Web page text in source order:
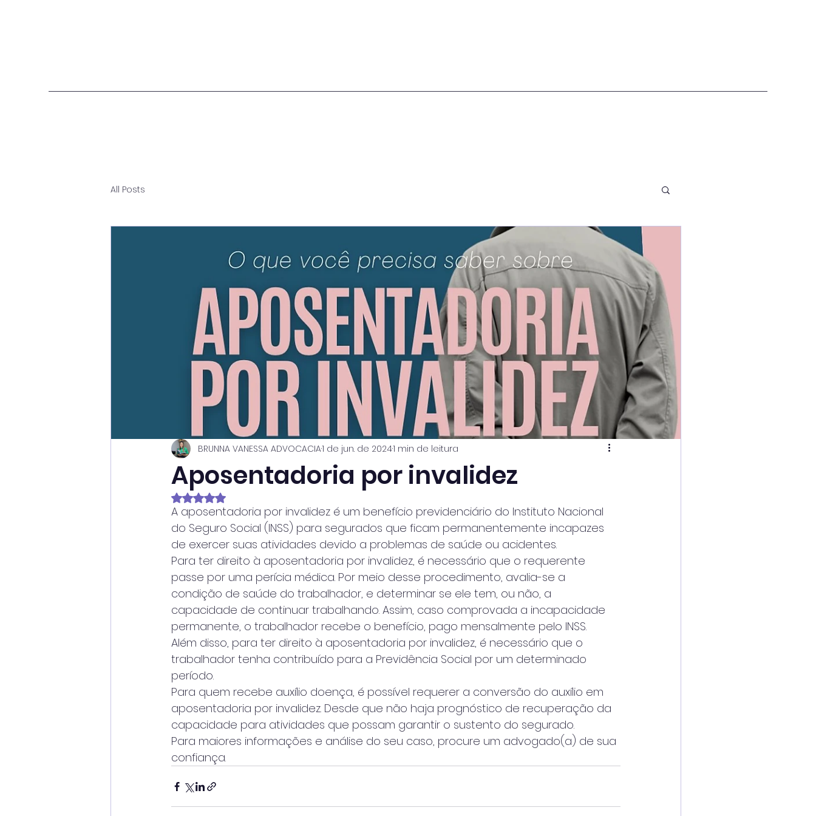
All Posts
Aposentadoria por invalidez
BRUNNA VANESSA ADVOCACIA1 de jun. de 20241 min de leitura
Avaliado com NaN de 5 estrelas.
A aposentadoria por invalidez é um benefício previdenciário do Instituto Nacional
do Seguro Social (INSS) para segurados que ficam permanentemente incapazes
de exercer suas atividades devido a problemas de saúde ou acidentes.
Para ter direito à aposentadoria por invalidez, é necessário que o requerente
passe por uma perícia médica. Por meio desse procedimento, avalia-se a
condição de saúde do trabalhador, e determinar se ele tem, ou não, a
capacidade de continuar trabalhando. Assim, caso comprovada a incapacidade
permanente, o trabalhador recebe o benefício, pago mensalmente pelo INSS.
Além disso, para ter direito à aposentadoria por invalidez, é necessário que o
trabalhador tenha contribuído para a Previdência Social por um determinado
período.
Para quem recebe auxílio doença, é possível requerer a conversão do auxílio em
aposentadoria por invalidez. Desde que não haja prognóstico de recuperação da
capacidade para atividades que possam garantir o sustento do segurado.
Para maiores informações e análise do seu caso, procure um advogado(a) de sua
confiança.